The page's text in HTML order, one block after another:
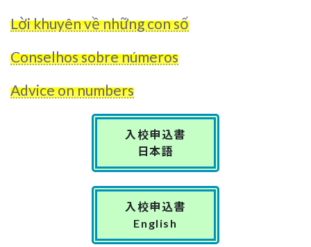
Lời khuyên về những con số
Conselhos sobre números
Advice on numbers
入校申込書
日本語
入校申込書
English